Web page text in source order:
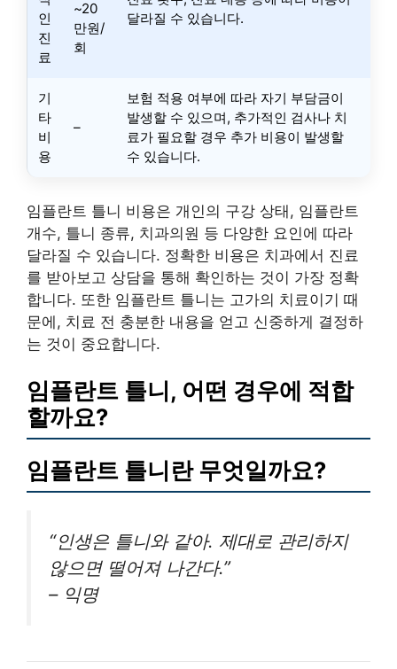
인
진
료
~20
만원/
회
달라질 수 있습니다.
기
타
비
용
–
보험 적용 여부에 따라 자기 부담금이
발생할 수 있으며, 추가적인 검사나 치
료가 필요할 경우 추가 비용이 발생할
수 있습니다.
임플란트 틀니 비용은 개인의 구강 상태, 임플란트
개수, 틀니 종류, 치과의원 등 다양한 요인에 따라
달라질 수 있습니다. 정확한 비용은 치과에서 진료
를 받아보고 상담을 통해 확인하는 것이 가장 정확
합니다. 또한 임플란트 틀니는 고가의 치료이기 때
문에, 치료 전 충분한 내용을 얻고 신중하게 결정하
는 것이 중요합니다.
임플란트 틀니, 어떤 경우에 적합
할까요?
임플란트 틀니란 무엇일까요?
“인생은 틀니와 같아. 제대로 관리하지
않으면 떨어져 나간다.”
– 익명